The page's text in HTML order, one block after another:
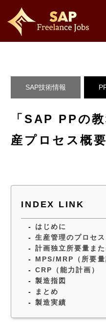
SAP技術情報
「SAP PPの
産プロセス概要
INDEX LINK
はじめに
生産管理のプロセス
計画独立所要量ま
MPS/MRP（所要量
CRP（能力計画）
製造指図
まとめ
製造実績